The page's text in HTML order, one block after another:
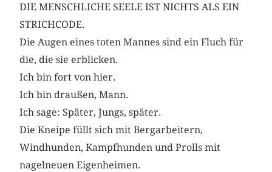
DIE MENSCHLICHE SEELE IST NICHTS ALS EIN
STRICHCODE.
Die Augen eines toten Mannes sind ein Fluch für
die, die sie erblicken.
Ich bin fort von hier.
Ich bin draußen, Mann.
Ich sage: Später, Jungs, später.
Die Kneipe füllt sich mit Bergarbeitern,
Windhunden, Kampfhunden und Prolls mit
nagelneuen Eigenheimen.